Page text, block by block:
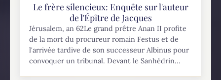
Le frère silencieux: Enquête sur l'auteur
de l'Épître de Jacques
Jérusalem, an 62Le grand prêtre Anan II profite
de la mort du procureur romain Festus et de
l'arrivée tardive de son successeur Albinus pour
convoquer un tribunal. Devant le Sanhédrin...